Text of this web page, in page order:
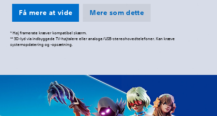
Få mere at vide Mere som dette
* Høj framerate kræver kompatibel skærm.
** 3D-lyd via indbyggede TV-højtalere eller analoge/USB-stereohovedtelefoner. Kan kræve
systemopdatering og -opsætning.